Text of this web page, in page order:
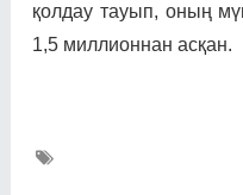
қолдау тауып, оның
1,5 миллионнан асқан.